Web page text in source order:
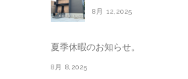
8月 12,2025
夏季休暇のお知らせ。
8月 8,2025